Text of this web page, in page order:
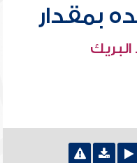
بمقدار